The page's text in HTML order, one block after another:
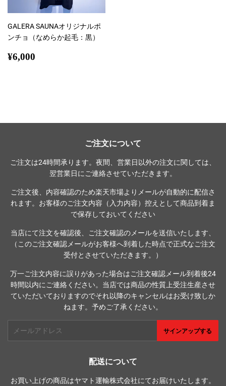
GALERA SAUNAオリジナルポ
ンチョ（なめらか起毛：黒）
通
¥6,000
ご注文について
ご注文は24時間承ります。夜間、営業日以外の注文に関しては、
翌営業日にご連絡させていただきます。
ご注文後、内容確認のため楽天市場よりメールが自動的に配信さ
れます。お客様のご注文内容（入力内容）控えとして商品到着ま
で保存しておいてください
当店にて注文を確認後、ご注文確認のメールを送信いたします、
（このご注文確認メールがお客様へ到着した時点で正式なご注文
受付とさせていただきます。）
万一ご注文内容に誤りがあった場合はご注文確認メール到着後24
時間以内にご連絡ください。当店では商品の性質上受注生産させ
ていただいておりますのでそれ以降のキャンセルはお受け致しか
ねます。予めご了承ください。
レ
サインアップする
配送について
お買い上げの商品はヤマト運輸株式会社にてお届けいたします。